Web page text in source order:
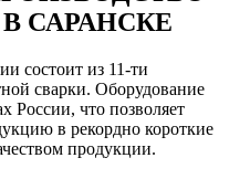
САРАНСКЕ
состоит из 11-ти
сварки. Оборудование
России, что позволяет
в рекордно короткие
продукции.